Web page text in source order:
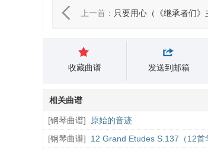
上一首： 只要用心（《继承者们》
收藏曲谱 发送到邮箱
相关曲谱
[钢琴曲谱] 原始的音迹
[钢琴曲谱] 12 Grand Etudes S.137（12首